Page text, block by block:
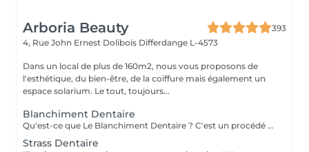
Arboria Beauty
393
4, Rue John Ernest Dolibois Differdange L-4573
Dans un local de plus de 160m2, nous vous proposons de
l'esthétique, du bien-être, de la coiffure mais également un
espace solarium. Le tout, toujours...
Blanchiment Dentaire
Qu'est-ce que Le Blanchiment Dentaire ? C'est un procédé qui utilise un gel blanchissant activé par une lumière avec une fréquence spécifique. Celui-ci agit sur l'émail et la dentine des dents sans affecter la structure de la dent. Le blanchiment dentaire est sûr, efficace et rapide. Pourquoi vos dents se colorent-elles ? Pour de nombreuses raisons. Les plus communes sont l'âge, la consommation de produits qui colorent les dents comme le café, le thé, les sodas, le tabac, etc. ou à cause d'un traumatisme. Pendant la période de croissance des dents, une prise régulière de tétracycline et d'autres antibiotiques peuvent également être à la base de ces décolorations. Est-ce sans danger ? La sécurité et l'efficacité du produit sont bien établies. Le produit est utilisé en toute sécurité depuis plusieurs années pour le traitement des gencives et des tissus mous. On évite l'utilisation chez les femmes enceintes ou qui allaitent. L'usage du tabac est contre-indiqué pendant le traitement de blanchiment. Certains patients éprouvent une augmentation temporaire de la sensibilité au froid pendant le traitement. Ces symptômes disparaissent entre 1 à 3 jours après la fin du traitement. Un blanchiment dentaire est-il efficace ? Oui. Le blanchiment dentaire permet d'enlever la plupart des tâches et des colorations causées par les aliments, le tabac, un traitement de canal ou le vieillissement naturel des dents. Une étude a démontré que l'utilisation de la lampe augmente l'efficacité du gel
Strass Dentaire